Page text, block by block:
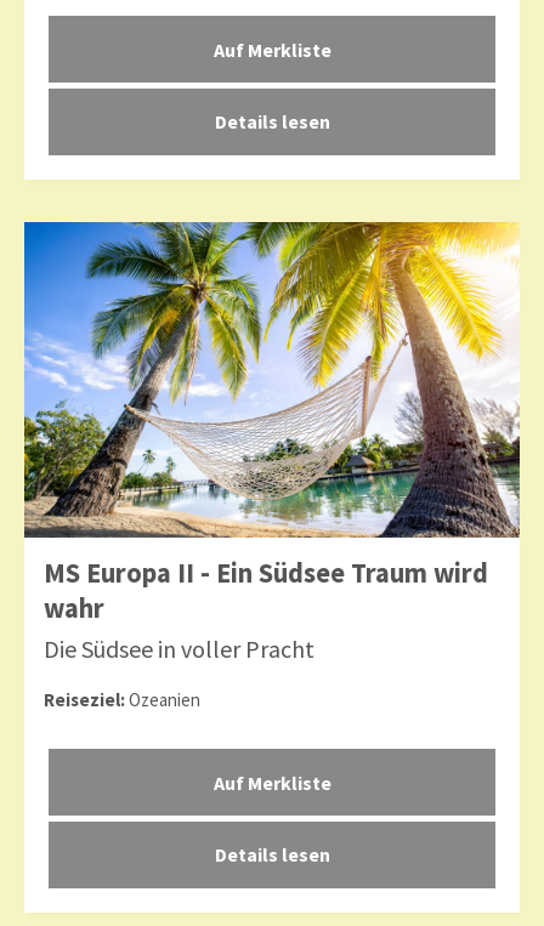
Details lesen
MS Europa II - Ein Südsee Traum wird
wahr
Die Südsee in voller Pracht
Reiseziel:Ozeanien
Details lesen